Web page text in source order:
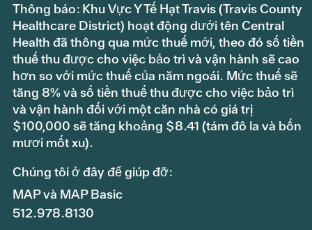
Thông báo: Khu Vực Y Tế Hạt Travis (Travis County
Healthcare District) hoạt động dưới tên Central
Health đã thông qua mức thuế mới, theo đó số tiền
thuế thu được cho việc bảo trì và vận hành sẽ cao
hơn so với mức thuế của năm ngoái. Mức thuế sẽ
tăng 8% và số tiền thuế thu được cho việc bảo trì
và vận hành đối với một căn nhà có giá trị
$100,000 sẽ tăng khoảng $8.41 (tám đô la và bốn
mươi mốt xu).
Chúng tôi ở đây để giúp đỡ:
MAP và MAP Basic
512.978.8130